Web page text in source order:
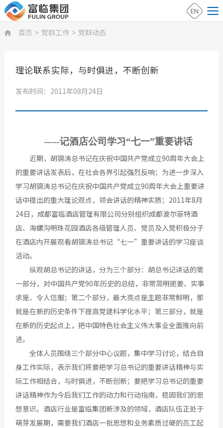
EN
 首页 > 党群工作 > 党群动态
理论联系实际，与时俱进，不断创新
发布时间：2011年08月24日
—--记酒店公司学习“七一”重要讲话
近期，胡锦涛总书记在庆祝中国共产党成立90周年大会上
的重要讲话发表后，在社会各界引起强烈反响；为进一步深入
学习胡锦涛总书记在庆祝中国共产党成立90周年大会上重要讲
话中提出的重大理论观点，领会讲话的精神实质；2011年8月
24日，成都富临酒店管理有限公司分别组织成都波尔菲特酒
店、海螺沟明珠花园酒店各级管理人员、党员及入党积极分子
在酒店内开展观看胡锦涛总书记“七一”重要讲话的学习座谈
活动。
纵观胡总书记的讲话，分为三个部分：胡总书记讲话的第
一部分，对中国共产党90年历史的总结，非常简明扼要、实事
求是、令人信服；第二个部分，最大亮点是主题非常鲜明，那
就是在新的历史条件下提高党建科学化水平；第三部分，就是
在新的历史起点上，把中国特色社会主义伟大事业全面推向前
进。
全体人员围绕三个部分中心议题，集中学习讨论，结合自
身工作实际，表示我们将要把学习总书记的重要讲话精神与实
际工作相结合，与时俱进，不断创新；要把学习总书记的重要
讲话精神作为今后我们工作的动力和行动指南，稳固我们的思
想意识。酒店行业是富临集团新涉及的领域，酒店队伍正处于
萌芽发展期，需要我们酒店一批思想和业务素质过硬的员工起